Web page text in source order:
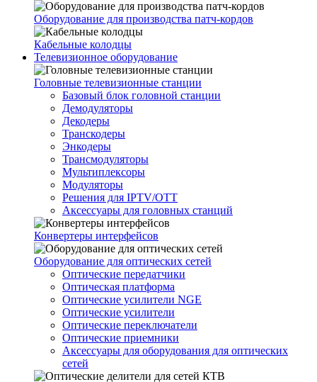
Оборудование для производства патч-кордов
Кабельные колодцы
Телевизионное оборудование
Головные телевизионные станции
Базовый блок головной станции
Демодуляторы
Декодеры
Транскодеры
Энкодеры
Трансмодуляторы
Мультиплексоры
Модуляторы
Решения для IPTV/OTT
Аксессуары для головных станций
Конвертеры интерфейсов
Оборудование для оптических сетей
Оптические передатчики
Оптическая платформа
Оптические усилители NGE
Оптические усилители
Оптические переключатели
Оптические приемники
Аксессуары для оборудования для оптических
сетей